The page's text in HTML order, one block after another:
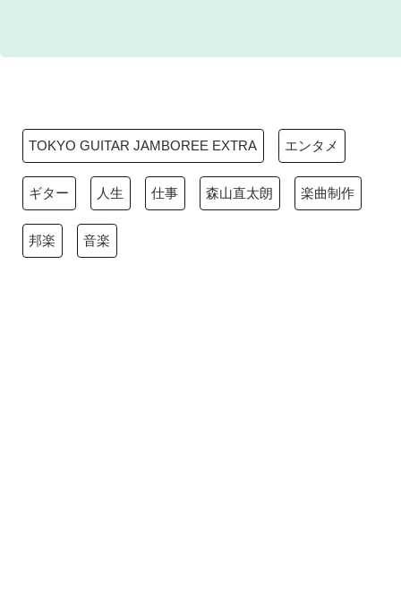
TOKYO GUITAR JAMBOREE EXTRA エンタメ
ギター 人生 仕事 森山直太朗 楽曲制作
邦楽 音楽